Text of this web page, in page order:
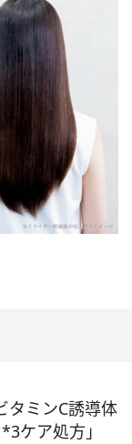
タミンC誘導体
ケア処方」